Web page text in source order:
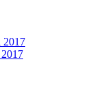
2017